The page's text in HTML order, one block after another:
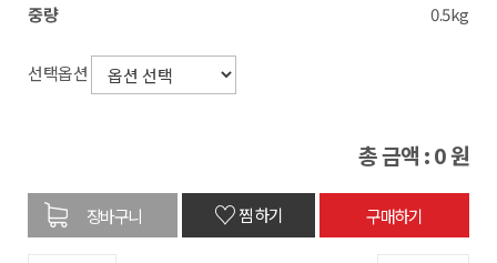
중량
0.5kg
선택옵션
총 금액 :0원
♡찜하기